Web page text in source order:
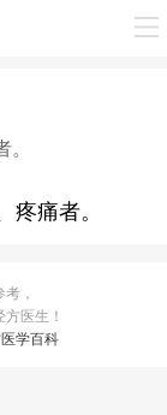
痛者。
，
医生！
学百科